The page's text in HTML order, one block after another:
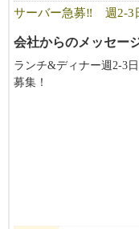
Instagram：
https://
サーバー急募‼ 週2-3
会社からのメッセー
ランチ&ディナー週2-3
募集！